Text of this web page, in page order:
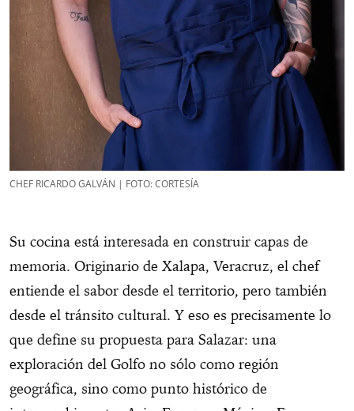
CHEF RICARDO GALVÁN | FOTO: CORTESÍA
Su cocina está interesada en construir capas de
memoria. Originario de Xalapa, Veracruz, el chef
entiende el sabor desde el territorio, pero también
desde el tránsito cultural. Y eso es precisamente lo
que define su propuesta para Salazar: una
exploración del Golfo no sólo como región
geográfica, sino como punto histórico de